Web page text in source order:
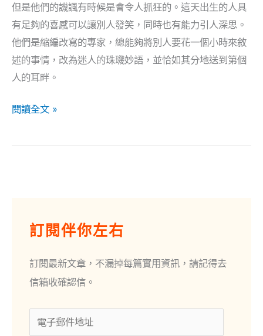
但是他們的譏諷有時候是會令人抓狂的。這天出生的人具
有足夠的喜感可以讓別人發笑，同時也有能力引人深思。
他們是縮編改寫的專家，總能夠將別人要花一個小時來敘
述的事情，改為迷人的珠璣妙語，並恰如其分地送到第個
人的耳畔。
閱讀全文 »
訂閱伴你左右
訂閱最新文章，不漏掉每篇實用資訊，請記得去
信箱收確認信。
子
件
地